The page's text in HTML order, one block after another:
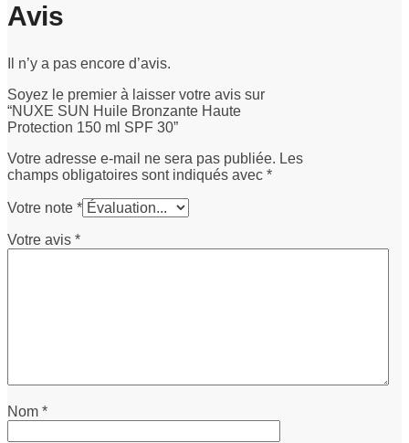
Avis
Il n’y a pas encore d’avis.
Soyez le premier à laisser votre avis sur
“NUXE SUN Huile Bronzante Haute
Protection 150 ml SPF 30”
Votre adresse e-mail ne sera pas publiée. Les
champs obligatoires sont indiqués avec *
Votre note *
Votre avis *
Nom *